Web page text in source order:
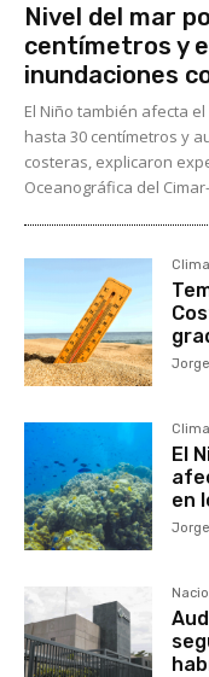
Nivel del mar
centímetros y
inundaciones
El Niño también afecta
hasta 30 centímetros y
costeras, explicaron
Oceanográfica del Cimar-
Clima
Clima
El
en